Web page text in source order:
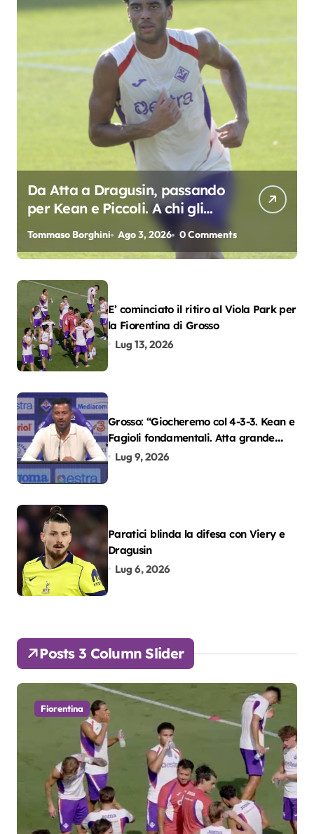
Da Atta a Dragusin, passando
per Kean e Piccoli. A chi gli
oscar del precampionato?
Tommaso Borghini Ago 3, 2026 0 Comments
E’ cominciato il ritiro al Viola Park per
la Fiorentina di Grosso
Lug 13, 2026
Grosso: “Giocheremo col 4-3-3. Kean e
Fagioli fondamentali. Atta grande
colpo”
Lug 9, 2026
Paratici blinda la difesa con Viery e
Dragusin
Lug 6, 2026
Posts 3 Column Slider
Fiorentina